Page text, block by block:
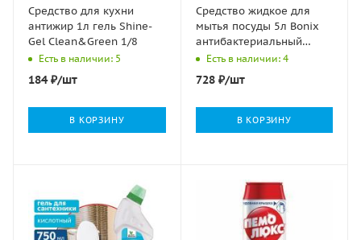
Средство для кухни
антижир 1л гель Shine-
Gel Clean&Green 1/8
Есть в наличии: 5
184₽/шт
В КОРЗИНУ
Средство жидкое для
мытья посуды 5л Bonix
антибактериальный
Италмас 1/4
Есть в наличии: 4
728₽/шт
В КОРЗИНУ